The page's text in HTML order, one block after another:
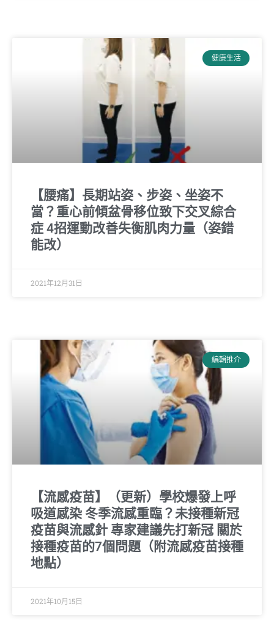
健康生活
【腰痛】長期站姿、步姿、坐姿不
當？重心前傾盆骨移位致下交叉綜合
症 4招運動改善失衡肌肉力量（姿錯
能改）
2021年12月31日
編輯推介
【流感疫苗】（更新）學校爆發上呼
吸道感染 冬季流感重臨？未接種新冠
疫苗與流感針 專家建議先打新冠 關於
接種疫苗的7個問題（附流感疫苗接種
地點）
2021年10月15日